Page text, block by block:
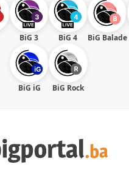
BiG 3 BiG 4 BiG Balade
BiG iG BiG Rock